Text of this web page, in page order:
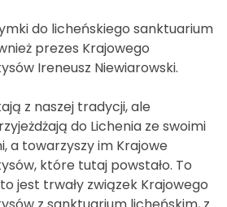
do licheńskiego sanktuarium
prezes Krajowego
Ireneusz Niewiarowski.
z naszej tradycji, ale
do Lichenia ze swoimi
a towarzyszy im Krajowe
które tutaj powstało. To
jest trwały związek Krajowego